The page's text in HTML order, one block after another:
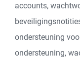
accounts,
ondersteuning
ondersteuning,